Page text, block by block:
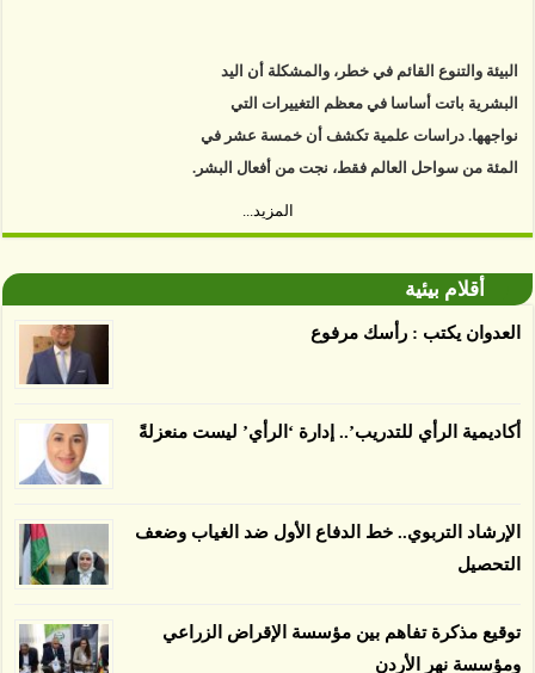
البيئة والتنوع القائم في خطر، والمشكلة أن اليد
البشرية باتت أساسا في معظم التغييرات التي
نواجهها. دراسات علمية تكشف أن خمسة عشر في
المئة من سواحل العالم فقط، نجت من أفعال البشر.
اعتمادها على أنها مستدامة تدمرت بشكل أسرع من
الغطاء عن أي ادعاءات تقول بأن الزيت يمكن ألا
صديقة للبيئة 38 في المئة من زراعتها منذ عام 2007،
المزيد...
أقلام بيئية
العدوان يكتب : رأسك مرفوع
أكاديمية الرأي للتدريب’.. إدارة ‘الرأي’ ليست منعزلةً
الإرشاد التربوي.. خط الدفاع الأول ضد الغياب وضعف
التحصيل
توقيع مذكرة تفاهم بين مؤسسة الإقراض الزراعي
ومؤسسة نهر الأردن